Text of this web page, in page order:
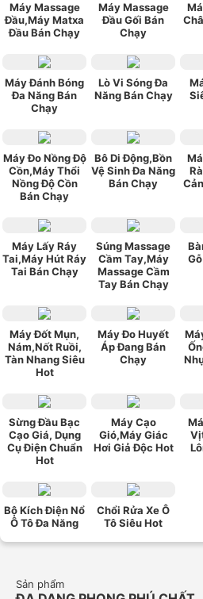
Máy Massage
Đầu,Máy Matxa
Đầu Bán Chạy
Máy Massage
Đầu Gối Bán
Chạy
Máy Đánh Bóng
Đa Năng Bán
Chạy
Lò Vi Sóng Đa
Năng Bán Chạy
Máy Đo Nồng Độ
Cồn,Máy Thổi
Nồng Độ Cồn
Bán Chạy
Bô Di Động,Bồn
Vệ Sinh Đa Năng
Bán Chạy
Máy Lấy Ráy
Tai,Máy Hút Ráy
Tai Bán Chạy
Súng Massage
Cầm Tay,Máy
Massage Cầm
Tay Bán Chạy
Máy Đốt Mụn,
Nám,Nốt Ruồi,
Tàn Nhang Siêu
Hot
Máy Đo Huyết
Áp Đang Bán
Chạy
Sừng Đầu Bạc
Cạo Giá, Dụng
Cụ Điện Chuẩn
Hot
Máy Cạo
Gió,Máy Giác
Hơi Giả Độc Hot
Bộ Kích Điện Nổ
Ô Tô Đa Năng
Chổi Rửa Xe Ô
Tô Siêu Hot
Sản phẩm